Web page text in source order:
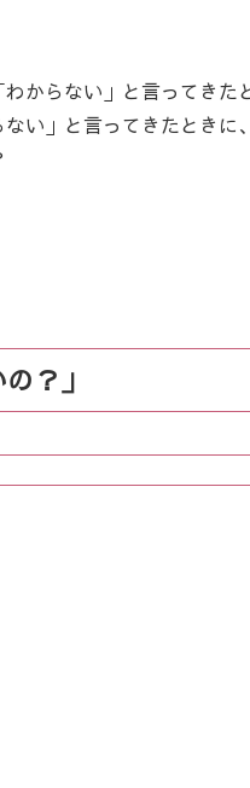
からない」と言ってきた
い」と言ってきたときに、
？」